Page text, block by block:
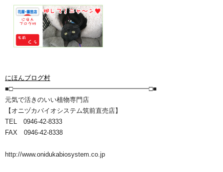
にほんブログ村
■□━━━━━━━━━━━━━━━━━━━━━□■
元気で活きのいい植物専門店
【オニヅカバイオシステム筑前直売店】
TEL 0946-42-8333
FAX 0946-42-8338
http://www.onidukabiosystem.co.jp